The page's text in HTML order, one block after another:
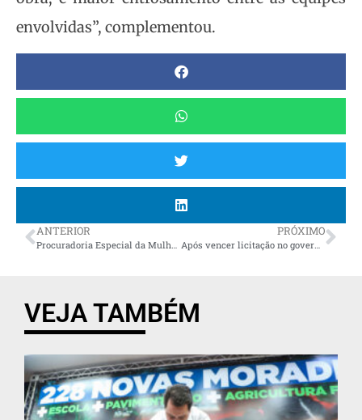
envolvidas”, complementou.
ANTERIOR
Procuradoria Especial da Mulher completa três anos com apoio a 40% dos municípios do estado
PRÓXIMO
Após vencer licitação no governo, Datafolha divulga 1ª pesquisa em São Paulo
VEJA TAMBÉM